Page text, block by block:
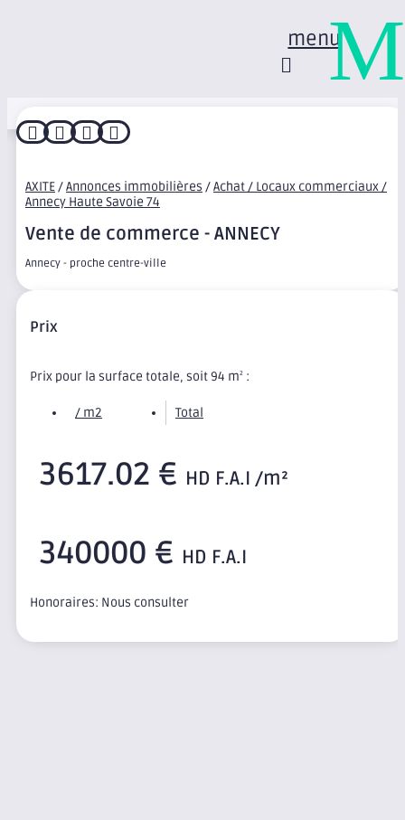
menu
   
AXITE/Annonces immobilières /Achat / Locaux commerciaux /
Annecy Haute Savoie 74
Vente de commerce - ANNECY
Annecy - proche centre-ville
Prix
Prix pour la surface totale, soit 94 m2 :
/ m2 Total
3617.02 € HD F.A.I /m²
340000 € HD F.A.I
Honoraires: Nous consulter
M